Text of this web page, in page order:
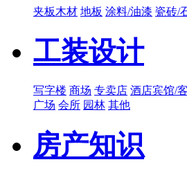
夹板木材 地板 涂料/油漆 瓷砖/
工装设计
写字楼 商场 专卖店 酒店宾馆/
广场 会所 园林 其他
房产知识